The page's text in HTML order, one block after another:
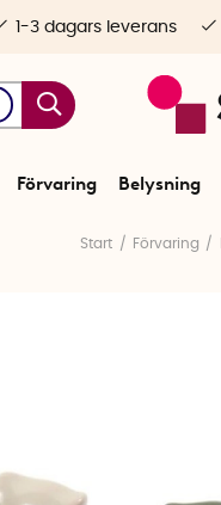
Förvaring Belysning
1-3 dagars leverans
Start Förvaring